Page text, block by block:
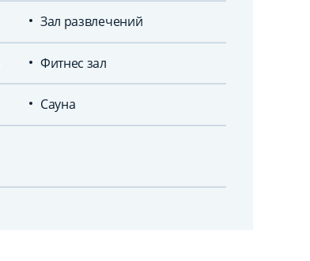
Зал развлечений
Фитнес зал
Сауна